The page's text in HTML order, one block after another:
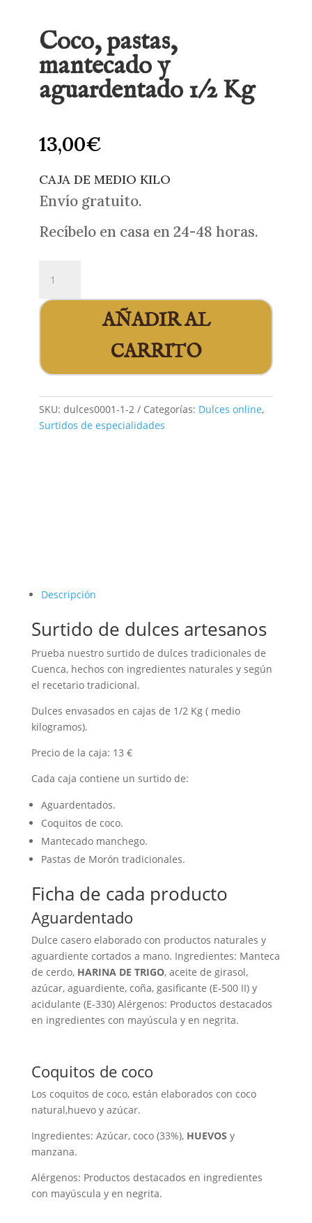
Coco, pastas,
mantecado y
aguardentado 1/2 Kg
13,00€
CAJA DE MEDIO KILO
Envío gratuito.
Recíbelo en casa en 24-48 horas.
pastas,
mantecado
y
Kg
cantidad
AÑADIR AL
CARRITO
SKU: dulces0001-1-2 Categorías: Dulces online,
Surtidos de especialidades
Descripción
Surtido de dulces artesanos
Prueba nuestro surtido de dulces tradicionales de
Cuenca, hechos con ingredientes naturales y según
el recetario tradicional.
Dulces envasados en cajas de 1/2 Kg ( medio
kilogramos).
Precio de la caja: 13 €
Cada caja contiene un surtido de:
Aguardentados.
Coquitos de coco.
Mantecado manchego.
Pastas de Morón tradicionales.
Ficha de cada producto
Aguardentado
Dulce casero elaborado con productos naturales y
aguardiente cortados a mano. Ingredientes: Manteca
de cerdo, HARINA DE TRIGO, aceite de girasol,
azúcar, aguardiente, coña, gasificante (E-500 II) y
acidulante (E-330) Alérgenos: Productos destacados
en ingredientes con mayúscula y en negrita.
Coquitos de coco
Los coquitos de coco, están elaborados con coco
natural,huevo y azúcar.
Ingredientes: Azúcar, coco (33%),HUEVOS y
manzana.
Alérgenos: Productos destacados en ingredientes
con mayúscula y en negrita.